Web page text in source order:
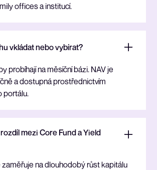
offices a institucí.
vkládat nebo vybírat?
probíhají na měsíční bázi. NAV je
a dostupná prostřednictvím
portálu.
mezi Core Fund a Yield
zaměřuje na dlouhodobý růst kapitálu